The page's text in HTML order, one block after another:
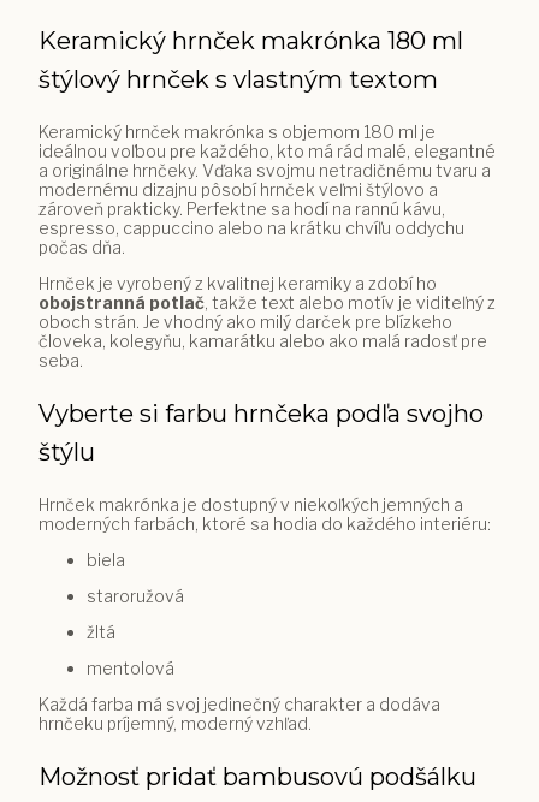
Keramický hrnček makrónka 180 ml
štýlový hrnček s vlastným textom
Keramický hrnček makrónka s objemom 180 ml je
ideálnou voľbou pre každého, kto má rád malé, elegantné
a originálne hrnčeky. Vďaka svojmu netradičnému tvaru a
modernému dizajnu pôsobí hrnček veľmi štýlovo a
zároveň prakticky. Perfektne sa hodí na rannú kávu,
espresso, cappuccino alebo na krátku chvíľu oddychu
počas dňa.
Hrnček je vyrobený z kvalitnej keramiky a zdobí ho
obojstranná potlač , takže text alebo motív je viditeľný z
oboch strán. Je vhodný ako milý darček pre blízkeho
človeka, kolegyňu, kamarátku alebo ako malá radosť pre
seba.
Vyberte si farbu hrnčeka podľa svojho
štýlu
Hrnček makrónka je dostupný v niekoľkých jemných a
moderných farbách, ktoré sa hodia do každého interiéru:
biela
staroružová
žltá
mentolová
Každá farba má svoj jedinečný charakter a dodáva
hrnčeku príjemný, moderný vzhľad.
Možnosť pridať bambusovú podšálku